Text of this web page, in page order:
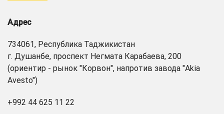
Адрес
734061, Республика Таджикистан
г. Душанбе, проспект Негмата Карабаева, 200
(ориентир - рынок "Корвон", напротив завода "Akia
Avesto")
+992 44 625 11 22